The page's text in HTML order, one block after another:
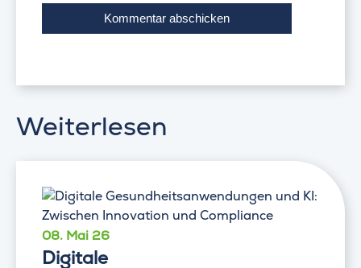
Weiterlesen
08. Mai 26
Digitale